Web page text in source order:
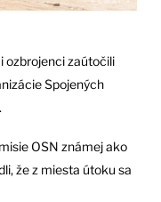
ozbrojenci zaútočili
Spojených
OSN známej ako
že z miesta útoku sa